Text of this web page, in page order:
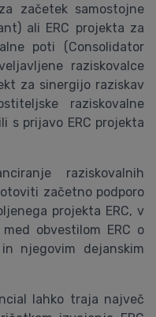
začetek samostojne
ali ERC projekta za
poti (Consolidator
raziskovalce
za sinergijo raziskav
raziskovalne
s prijavo ERC projekta
raziskovalnih
začetno podporo
projekta ERC, v
obvestilom ERC o
njegovim dejanskim
lahko traja največ